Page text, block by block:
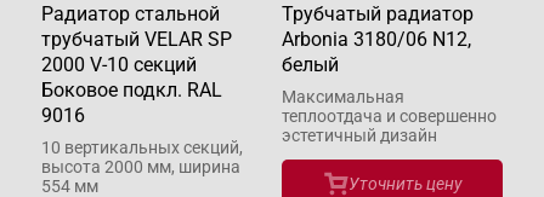
Радиатор стальной
трубчатый VELAR SP
2000 V-10 секций
Боковое подкл. RAL
9016
10 вертикальных секций,
высота 2000 мм, ширина
554 мм
Трубчатый радиатор
Arbonia 3180/06 N12,
белый
Максимальная
теплоотдача и совершенно
эстетичный дизайн
Уточнить цену